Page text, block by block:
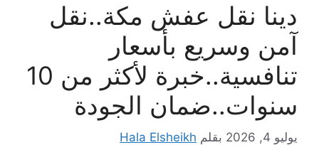
دينا نقل عفش مكة..نقل
آمن وسريع بأسعار
تنافسية..خبرة لأكثر من 10
سنوات..ضمان الجودة
يوليو 4, 2026 بقلم Hala Elsheikh